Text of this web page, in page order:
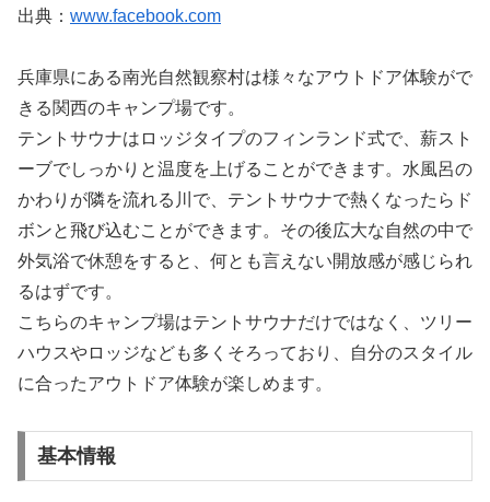
出典： www.facebook.com
兵庫県にある南光自然観察村は様々なアウトドア体験がで
きる関西のキャンプ場です。
テントサウナはロッジタイプのフィンランド式で、薪スト
ーブでしっかりと温度を上げることができます。水風呂の
かわりが隣を流れる川で、テントサウナで熱くなったらド
ボンと飛び込むことができます。その後広大な自然の中で
外気浴で休憩をすると、何とも言えない開放感が感じられ
るはずです。
こちらのキャンプ場はテントサウナだけではなく、ツリー
ハウスやロッジなども多くそろっており、自分のスタイル
に合ったアウトドア体験が楽しめます。
基本情報